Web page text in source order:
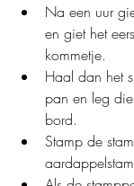
Na een uur
en giet het
kommetje.
Haal dan het
pan en leg
bord.
Stamp de